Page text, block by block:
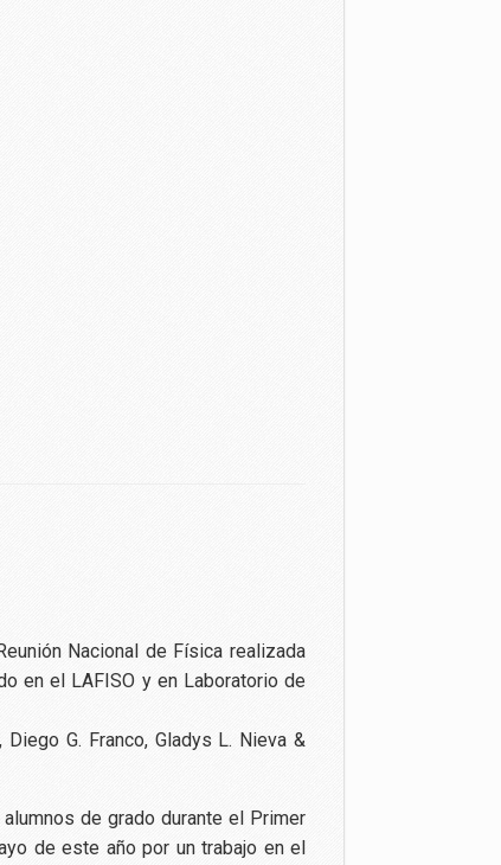
Nacional de Física realizada
en el LAFISO y en Laboratorio de
G. Franco, Gladys L. Nieva &
de grado durante el Primer
de este año por un trabajo en el